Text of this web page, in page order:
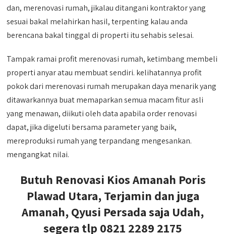
dan, merenovasi rumah, jikalau ditangani kontraktor yang
sesuai bakal melahirkan hasil, terpenting kalau anda
berencana bakal tinggal di properti itu sehabis selesai.
Tampak ramai profit merenovasi rumah, ketimbang membeli
properti anyar atau membuat sendiri. kelihatannya profit
pokok dari merenovasi rumah merupakan daya menarik yang
ditawarkannya buat memaparkan semua macam fitur asli
yang menawan, diikuti oleh data apabila order renovasi
dapat, jika digeluti bersama parameter yang baik,
mereproduksi rumah yang terpandang mengesankan.
mengangkat nilai.
Butuh Renovasi Kios Amanah Poris
Plawad Utara, Terjamin dan juga
Amanah, Qyusi Persada saja Udah,
segera tlp 0821 2289 2175